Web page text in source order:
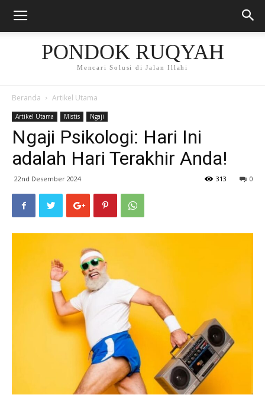
PONDOK RUQYAH
Mencari Solusi di Jalan Illahi
Beranda Artikel Utama
Artikel Utama Mistis Ngaji
Ngaji Psikologi: Hari Ini
adalah Hari Terakhir Anda!
22nd Desember 2024 0
313